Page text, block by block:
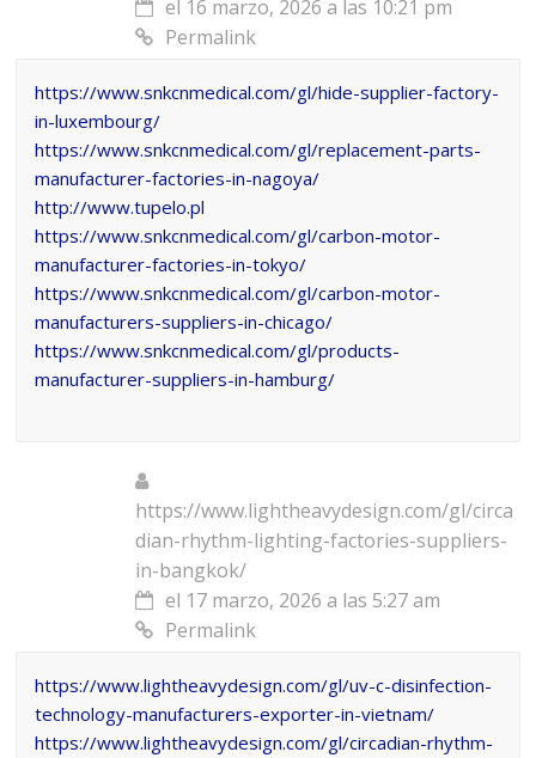
el 16 marzo, 2026 a las 10:21 pm
Permalink
https://www.snkcnmedical.com/gl/hide-supplier-factory-
in-luxembourg/
https://www.snkcnmedical.com/gl/replacement-parts-
manufacturer-factories-in-nagoya/
http://www.tupelo.pl
https://www.snkcnmedical.com/gl/carbon-motor-
manufacturer-factories-in-tokyo/
https://www.snkcnmedical.com/gl/carbon-motor-
manufacturers-suppliers-in-chicago/
https://www.snkcnmedical.com/gl/products-
manufacturer-suppliers-in-hamburg/
https://www.lightheavydesign.com/gl/circa
dian-rhythm-lighting-factories-suppliers-
in-bangkok/
el 17 marzo, 2026 a las 5:27 am
Permalink
https://www.lightheavydesign.com/gl/uv-c-disinfection-
technology-manufacturers-exporter-in-vietnam/
https://www.lightheavydesign.com/gl/circadian-rhythm-